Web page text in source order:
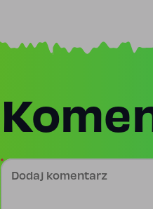
Dodaj komentarz